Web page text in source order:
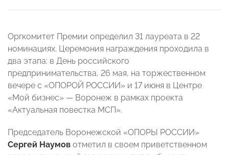
Оргкомитет Премии определил 31 лауреата в 22
номинациях. Церемония награждения проходила в
два этапа: в День российского
предпринимательства, 26 мая, на торжественном
вечере с «ОПОРОЙ РОССИИ» и 17 июня в Центре
«Мой бизнес» — Воронеж в рамках проекта
«Актуальная повестка МСП».
Председатель Воронежской «ОПОРЫ РОССИИ»
Сергей Наумов отметил в своем приветственном